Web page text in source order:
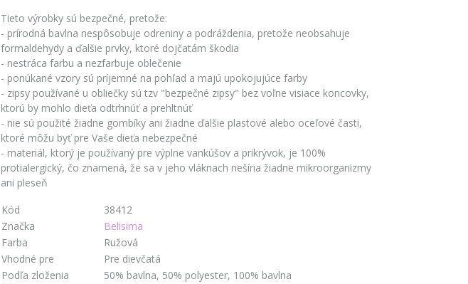
Tieto výrobky sú bezpečné, pretože:
- prírodná bavlna nespôsobuje odreniny a podráždenia, pretože neobsahuje
formaldehydy a ďalšie prvky, ktoré dojčatám škodia
- nestráca farbu a nezfarbuje oblečenie
- ponúkané vzory sú príjemné na pohľad a majú upokojujúce farby
- zipsy používané u obliečky sú tzv "bezpečné zipsy" bez voľne visiace koncovky,
ktorú by mohlo dieťa odtrhnúť a prehltnúť
- nie sú použité žiadne gombíky ani žiadne ďalšie plastové alebo oceľové časti,
ktoré môžu byť pre Vaše dieťa nebezpečné
- materiál, ktorý je používaný pre výplne vankúšov a prikrývok, je 100%
protialergický, čo znamená, že sa v jeho vláknach nešíria žiadne mikroorganizmy
ani pleseň
Kód
38412
Značka
Belisima
Farba
Ružová
Vhodné pre
Pre dievčatá
Podľa zloženia
50% bavlna, 50% polyester, 100% bavlna